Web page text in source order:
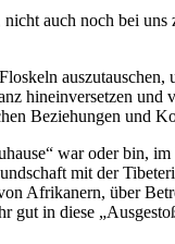
auch noch bei uns
hineinversetzen und
Beziehungen und
war oder bin,
mit der
Afrikanern, über
in diese